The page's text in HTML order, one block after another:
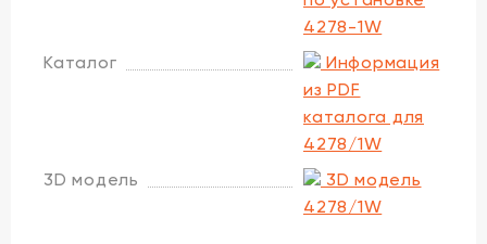
4278-1W
Каталог
Информация
из PDF
каталога для
4278/1W
3D модель
3D модель
4278/1W